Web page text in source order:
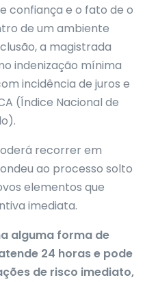
confiança e o fato de o
de um ambiente
a magistrada
indenização mínima
incidência de juros e
(Índice Nacional de
recorrer em
ao processo solto
elementos que
imediata.
alguma forma de
24 horas e pode
de risco imediato,